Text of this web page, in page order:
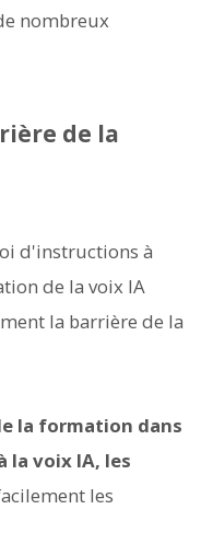
nombreux
de la
d'instructions à
de la voix IA
la barrière de la
la formation dans
la voix IA, les
les